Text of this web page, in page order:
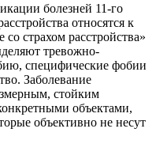
болезней 11-го
относятся к
страхом расстройства»
тревожно-
специфические фобии
Заболевание
стойким
объектами,
объективно не несут